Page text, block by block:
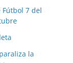
7 del
la